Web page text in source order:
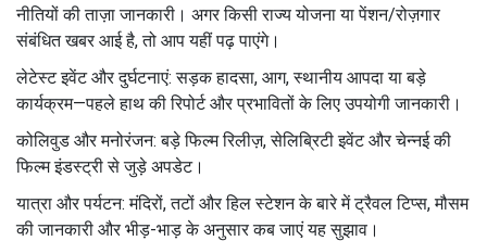
नीतियों की ताज़ा जानकारी। अगर किसी राज्य योजना या पेंशन/रोज़गार
संबंधित खबर आई है, तो आप यहीं पढ़ पाएंगे।
लेटेस्ट इवेंट और दुर्घटनाएं: सड़क हादसा, आग, स्थानीय आपदा या बड़े
कार्यक्रम—पहले हाथ की रिपोर्ट और प्रभावितों के लिए उपयोगी जानकारी।
कोलिवुड और मनोरंजन: बड़े फिल्म रिलीज़, सेलिब्रिटी इवेंट और चेन्नई की
फिल्म इंडस्ट्री से जुड़े अपडेट।
यात्रा और पर्यटन: मंदिरों, तटों और हिल स्टेशन के बारे में ट्रैवल टिप्स, मौसम
की जानकारी और भीड़-भाड़ के अनुसार कब जाएं यह सुझाव।